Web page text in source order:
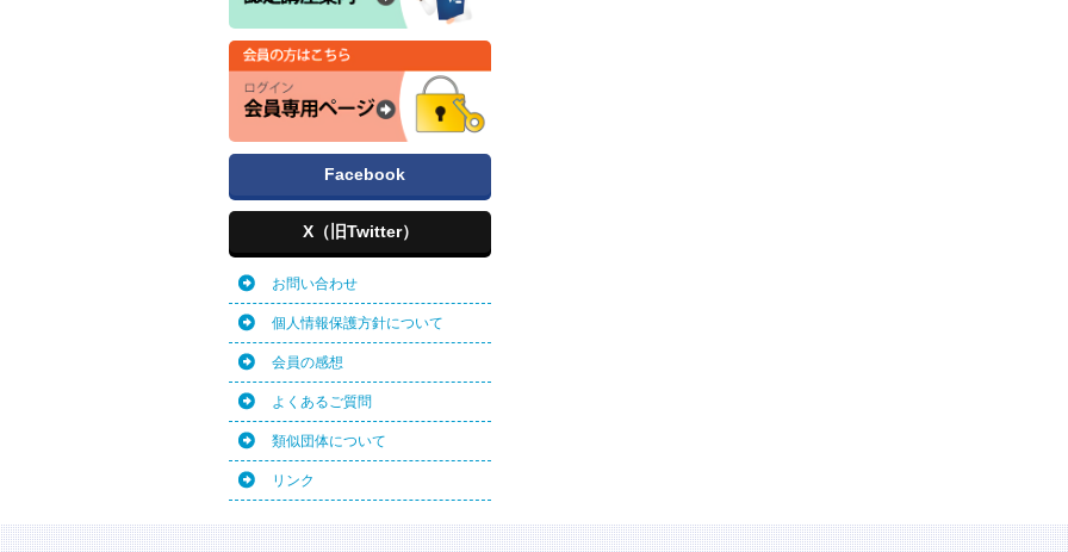
Facebook
X（旧Twitter）
お問い合わせ
個人情報保護方針について
会員の感想
よくあるご質問
類似団体について
リンク